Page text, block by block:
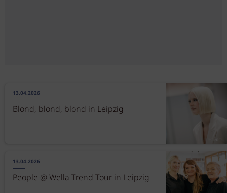
13.04.2026
Blond, blond, blond in Leipzig
13.04.2026
People @ Wella Trend Tour in Leipzig